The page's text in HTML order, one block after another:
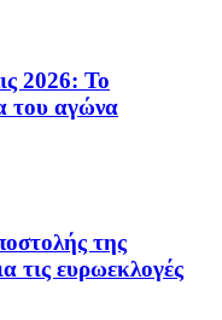
2026: Το
του αγώνα
της
τις ευρωεκλογές